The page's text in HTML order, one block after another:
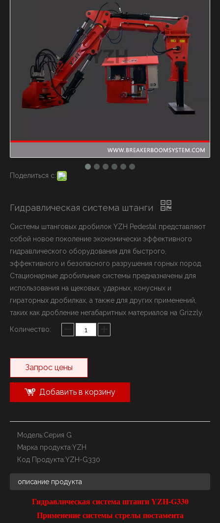
Поделиться с:
Гидравлическая система штанги
Системы штанговых дробилок YZH Pedestal представляют
собой новое поколение экономически эффективного
гидравлического оборудования для быстрого,
эффективного и безопасного разрушения горных пород.
Стационарные дробильные системы предназначены для
использования на щековых, ударных, конусных и
гираторных дробилках, а также для других применений,
таких как дробление негабаритных материалов на Grizzly.
Количество:
Запрос цены
Добавить в корзину
Модель:Серия G
Марка продукта:YZH
Код Продукта:YZH-G330
описание продукта
Гидравлическая система штанги YZH-G330
Применение системы стрелы постамента